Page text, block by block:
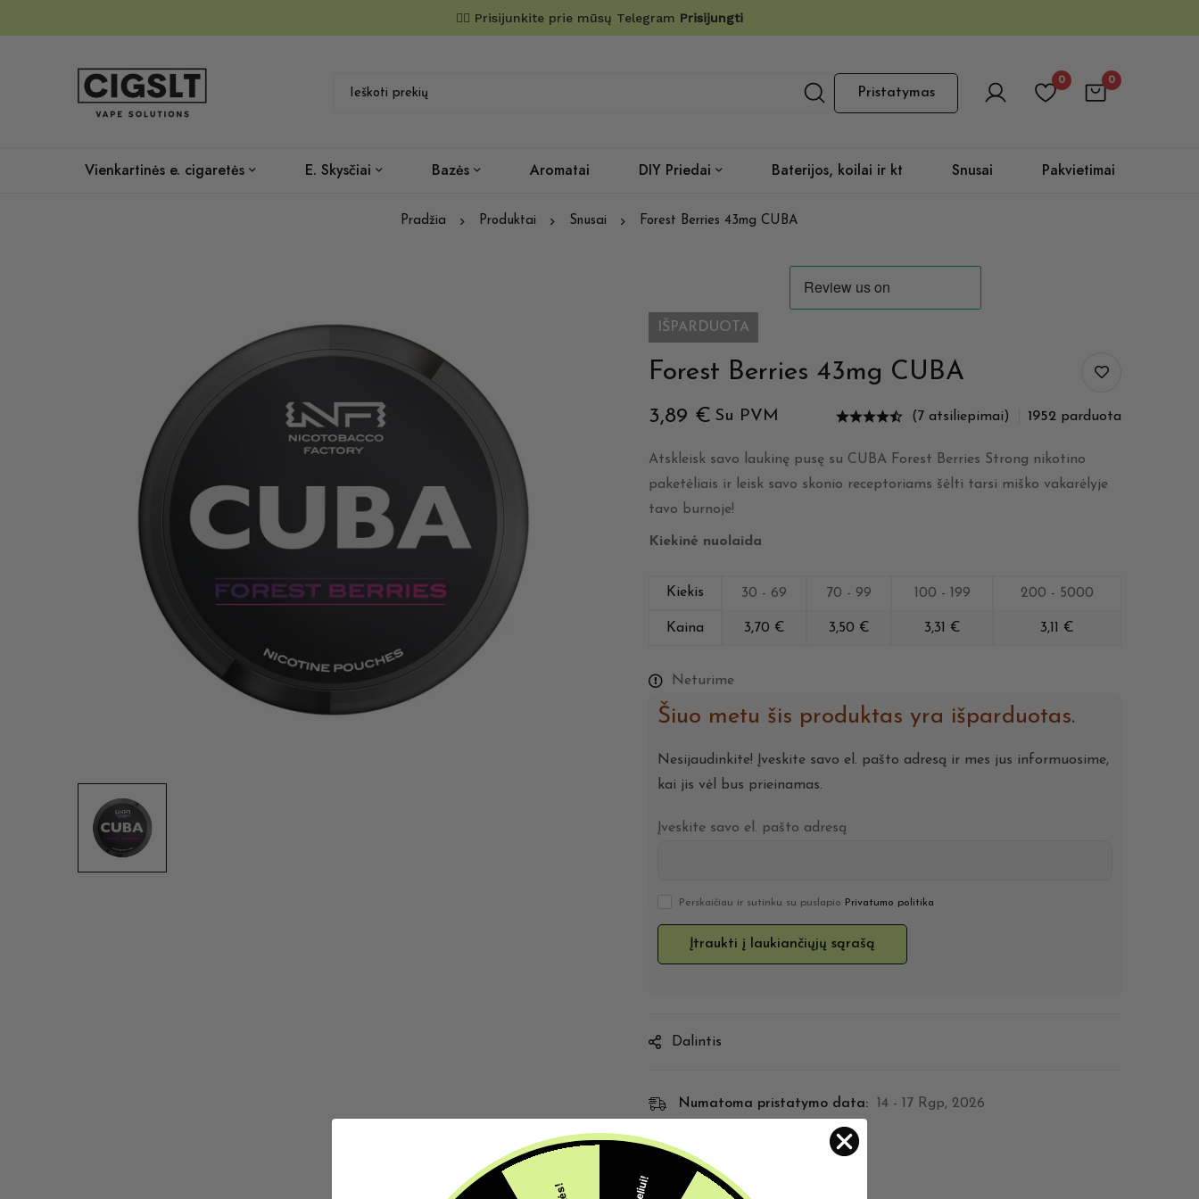
✌🏼 Prisijunkite prie mūsų Telegram Prisijungti
Pristatymas
0 0
Vienkartinės e. cigaretės E. Skysčiai Bazės Aromatai DIY Priedai Baterijos, koilai ir kt Snusai Pakvietimai
Pradžia Produktai Snusai Forest Berries 43mg CUBA
IŠPARDUOTA
Forest Berries 43mg CUBA
3,89 € Su PVM (7 atsiliepimai) 1952 parduota
Atskleisk savo laukinę pusę su CUBA Forest Berries Strong nikotino
paketėliais ir leisk savo skonio receptoriams šėlti tarsi miško vakarėlyje
tavo burnoje!
Kiekinė nuolaida
Kiekis 30 - 69 70 - 99 100 - 199 200 - 5000
Kaina 3,70 € 3,50 € 3,31 € 3,11 €
Neturime
Šiuo metu šis produktas yra išparduotas.
Nesijaudinkite! Įveskite savo el. pašto adresą ir mes jus informuosime,
kai jis vėl bus prieinamas.
Įveskite savo el. pašto adresą
Perskaičiau ir sutinku su puslapio Privatumo politika
Dalintis
Numatoma pristatymo data: 14 - 17 Rgp, 2026